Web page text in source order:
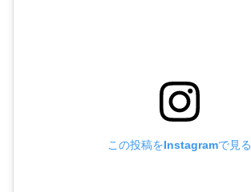
この投稿をInstagramで見る